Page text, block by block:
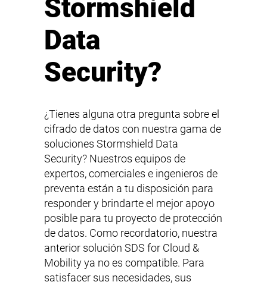
Stormshield
Data
Security?
¿Tienes alguna otra pregunta sobre el
cifrado de datos con nuestra gama de
soluciones Stormshield Data
Security? Nuestros equipos de
expertos, comerciales e ingenieros de
preventa están a tu disposición para
responder y brindarte el mejor apoyo
posible para tu proyecto de protección
de datos. Como recordatorio, nuestra
anterior solución SDS for Cloud &
Mobility ya no es compatible. Para
satisfacer sus necesidades, sus